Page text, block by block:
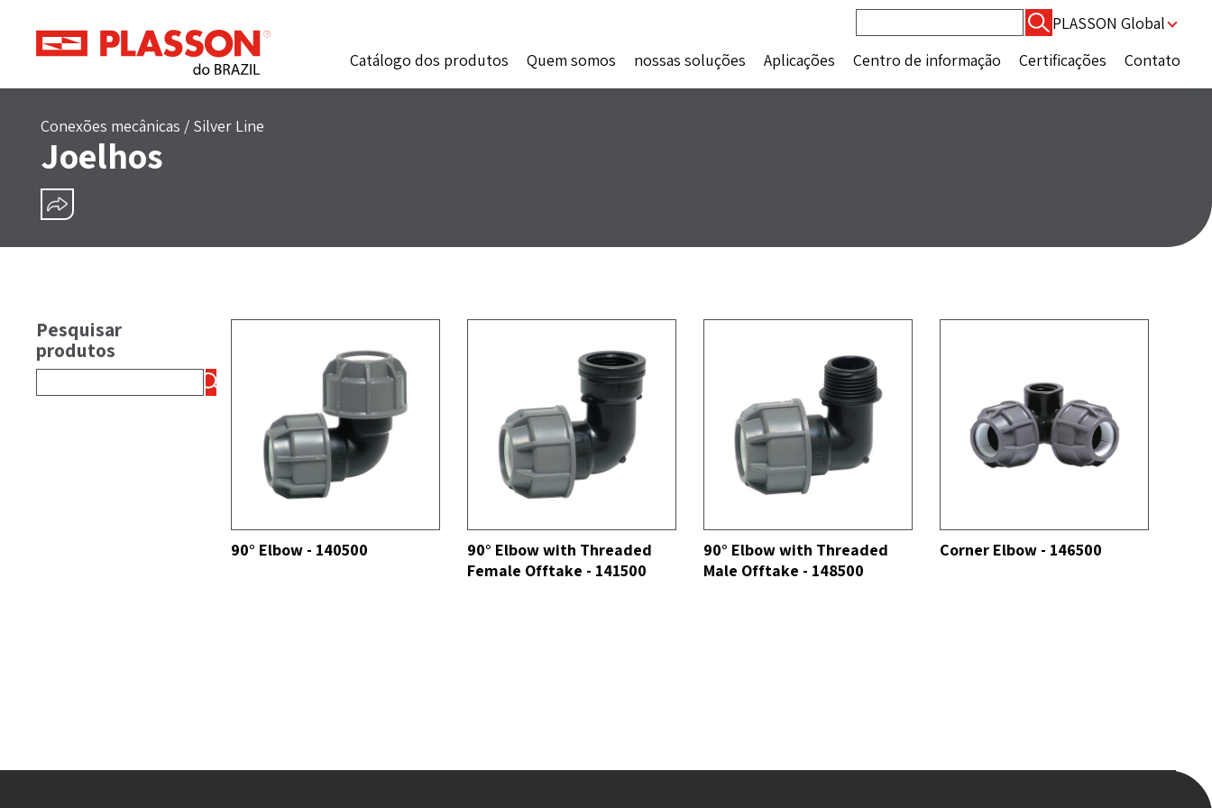
por:
PLASSON Global
Catálogo dos produtos
Quem somos nossas soluções Aplicações Centro de informação Certificações Contato
Conexões mecânicas / Silver Line
Joelhos
Pesquisar
produtos
por:
90° Elbow - 140500
90° Elbow with Threaded
Female Offtake - 141500
90° Elbow with Threaded
Male Offtake - 148500
Corner Elbow - 146500